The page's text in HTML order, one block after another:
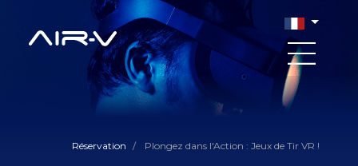
Réservation / Plongez dans l'Action : Jeux de Tir VR !